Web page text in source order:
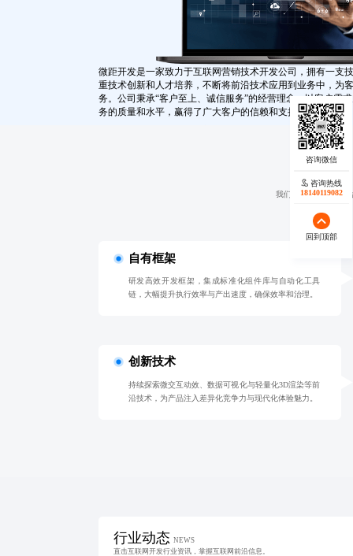
微距开发是一家致力于互联网营销技术开发公司，拥有一支
重技术创新和人才培养，不断将前沿技术应用到业务中，为
务。公司秉承“客户至上、诚信服务”的经营理念，以客户需
务的质量和水平，赢得了广大客户的信赖和支持。
未来，我们将继续秉承创新的精神，不断提升核心竞争力，
提供更好的产品和服务，成为互联网领域的领先企业之一，
携手共赢
我们凭自有框架、多
自有框架
研发高效开发框架，集成标准化组件库与自动化工具
链，大幅提升执行效率与产出速度，确保效率和治理。
创新技术
持续探索微交互动效、数据可视化与轻量化3D渲染等前
沿技术，为产品注入差异化竞争力与现代化体验魅力。
行业动态 NEWS
直击互联网开发行业资讯，掌握互联网前沿信息。
咨询热线
18140119082
回到顶部